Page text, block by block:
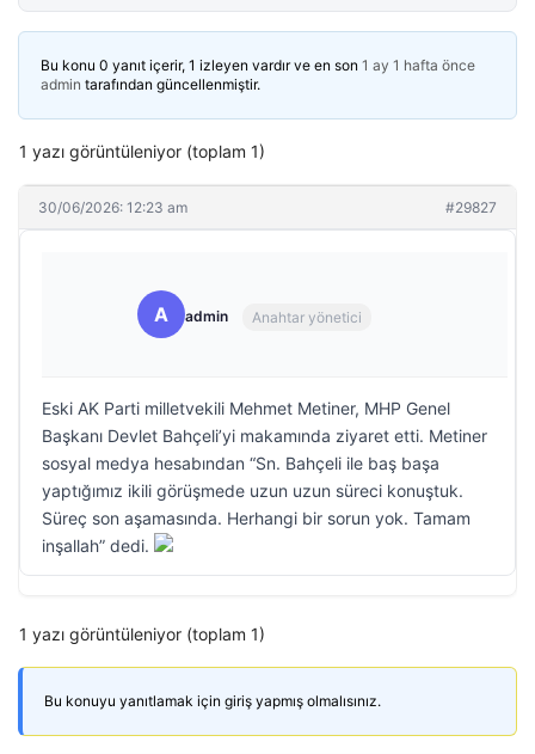
Bu konu 0 yanıt içerir, 1 izleyen vardır ve en son 1 ay 1 hafta önce
admin tarafından güncellenmiştir.
1 yazı görüntüleniyor (toplam 1)
30/06/2026: 12:23 am #29827
A admin Anahtar yönetici
Eski AK Parti milletvekili Mehmet Metiner, MHP Genel
Başkanı Devlet Bahçeli’yi makamında ziyaret etti. Metiner
sosyal medya hesabından “Sn. Bahçeli ile baş başa
yaptığımız ikili görüşmede uzun uzun süreci konuştuk.
Süreç son aşamasında. Herhangi bir sorun yok. Tamam
inşallah” dedi.
1 yazı görüntüleniyor (toplam 1)
Bu konuyu yanıtlamak için giriş yapmış olmalısınız.